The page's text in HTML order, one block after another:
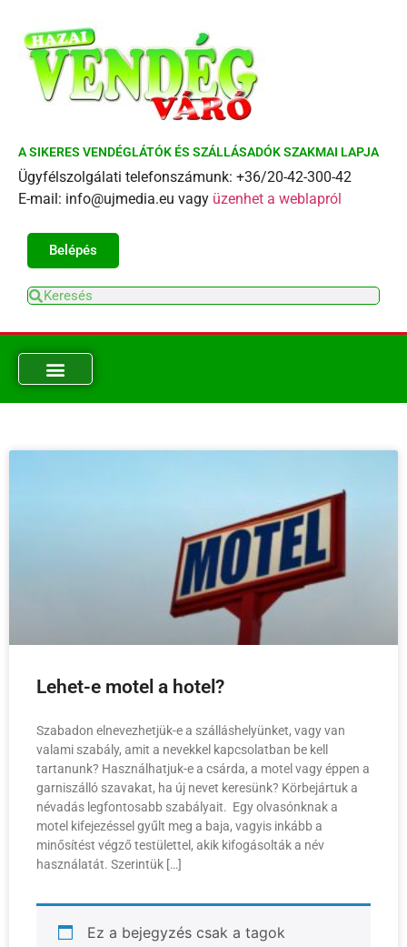
A SIKERES VENDÉGLÁTÓK ÉS SZÁLLÁSADÓK SZAKMAI LAPJA
Ügyfélszolgálati telefonszámunk: +36/20-42-300-42
E-mail: info@ujmedia.eu vagy üzenhet a weblapról
Belépés
Lehet-e motel a hotel?
Szabadon elnevezhetjük-e a szálláshelyünket, vagy van
valami szabály, amit a nevekkel kapcsolatban be kell
tartanunk? Használhatjuk-e a csárda, a motel vagy éppen a
garniszálló szavakat, ha új nevet keresünk? Körbejártuk a
névadás legfontosabb szabályait. Egy olvasónknak a
motel kifejezéssel gyűlt meg a baja, vagyis inkább a
minősítést végző testülettel, akik kifogásolták a név
használatát. Szerintük […]
Ez a bejegyzés csak a tagok